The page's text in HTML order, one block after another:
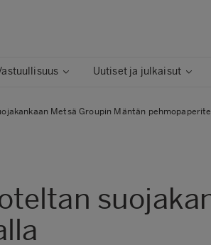
Uutiset ja julkaisut
Metsä Groupin Mäntän